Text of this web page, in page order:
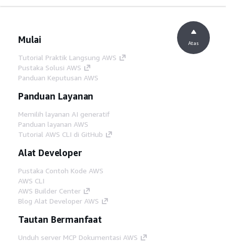
Mulai
Tutorial Praktik Langsung AWS
Pustaka Solusi AWS
Panduan Keputusan AWS
Panduan Layanan
Memilih layanan AI generatif
Panduan layanan AWS
Tutorial AWS CLI di GitHub
Alat Developer
Pustaka Contoh Kode AWS
AWS CLI
AWS Builder Center
Blog Alat Developer AWS
Tautan Bermanfaat
Unduh server MCP Dokumentasi AWS
Atas